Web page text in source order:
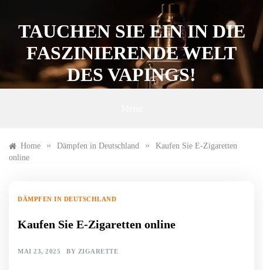
contentTAUCHEN SIE EIN IN DIE
FASZINIERENDE WELT
DES VAPINGS!
Home » Dämpfen in Deutschland »
Kaufen Sie E-Zigaretten
online
DÄMPFEN IN DEUTSCHLAND
Kaufen Sie E-Zigaretten online
MAI 23, 2025 BY ZIGARETTE